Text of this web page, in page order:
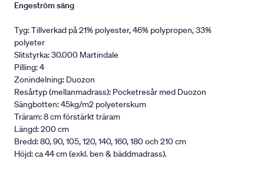
Engeström säng
Tyg: Tillverkad på 21% polyester, 46% polypropen, 33%
polyeter
Slitstyrka: 30.000 Martindale
Pilling: 4
Zonindelning: Duozon
Resårtyp (mellanmadrass): Pocketresår med Duozon
Sängbotten: 45kg/m2 polyeterskum
Träram: 8 cm förstärkt träram
Längd: 200 cm
Bredd: 80, 90, 105, 120, 140, 160, 180 och 210 cm
Höjd: ca 44 cm (exkl. ben & bäddmadrass).